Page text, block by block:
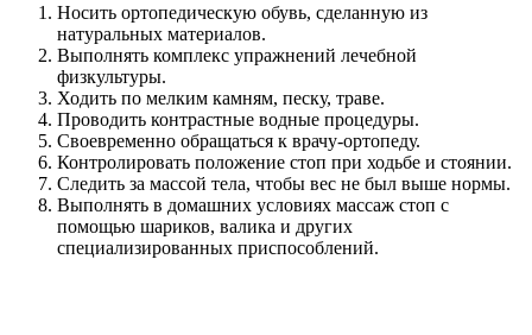
Носить ортопедическую обувь, сделанную из
натуральных материалов.
Выполнять комплекс упражнений лечебной
физкультуры.
Ходить по мелким камням, песку, траве.
Проводить контрастные водные процедуры.
Своевременно обращаться к врачу-ортопеду.
Контролировать положение стоп при ходьбе и стоянии.
Следить за массой тела, чтобы вес не был выше нормы.
Выполнять в домашних условиях массаж стоп с
помощью шариков, валика и других
специализированных приспособлений.